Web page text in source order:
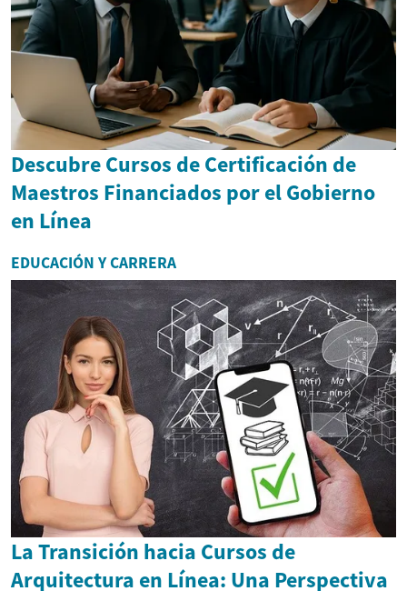
Descubre Cursos de Certificación de
Maestros Financiados por el Gobierno
en Línea
EDUCACIÓN Y CARRERA
La Transición hacia Cursos de
Arquitectura en Línea: Una Perspectiva